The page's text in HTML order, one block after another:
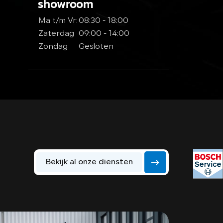
showroom
Ma t/m Vr:08:30 - 18:00
Zaterdag
09:00 - 14:00
Zondag
Gesloten
Bekijk al onze diensten